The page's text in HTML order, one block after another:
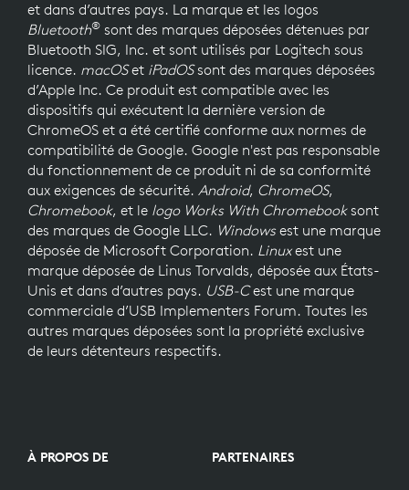
et dans d’autres pays. La marque et les logos
Bluetooth® sont des marques déposées détenues par
Bluetooth SIG, Inc. et sont utilisés par Logitech sous
licence. macOSet iPadOSsont des marques déposées
d’Apple Inc. Ce produit est compatible avec les
dispositifs qui exécutent la dernière version de
ChromeOS et a été certifié conforme aux normes de
compatibilité de Google. Google n'est pas responsable
du fonctionnement de ce produit ni de sa conformité
aux exigences de sécurité. Android, ChromeOS,
Chromebook, et le logo Works With Chromebooksont
des marques de Google LLC. Windowsest une marque
déposée de Microsoft Corporation. Linuxest une
marque déposée de Linus Torvalds, déposée aux États-
Unis et dans d’autres pays. USB-Cest une marque
commerciale d’USB Implementers Forum. Toutes les
autres marques déposées sont la propriété exclusive
de leurs détenteurs respectifs.
À PROPOS DE PARTENAIRES